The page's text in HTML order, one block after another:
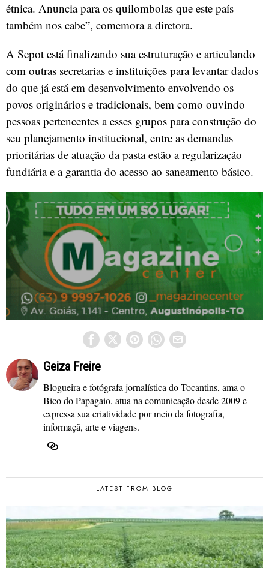
étnica. Anuncia para os quilombolas que este país
também nos cabe”, comemora a diretora.
A Sepot está finalizando sua estruturação e articulando
com outras secretarias e instituições para levantar dados
do que já está em desenvolvimento envolvendo os
povos originários e tradicionais, bem como ouvindo
pessoas pertencentes a esses grupos para construção do
seu planejamento institucional, entre as demandas
prioritárias de atuação da pasta estão a regularização
fundiária e a garantia do acesso ao saneamento básico.
Geiza Freire
Blogueira e fotógrafa jornalística do Tocantins, ama o
Bico do Papagaio, atua na comunicação desde 2009 e
expressa sua criatividade por meio da fotografia,
informaçã, arte e viagens.
LATEST FROM BLOG